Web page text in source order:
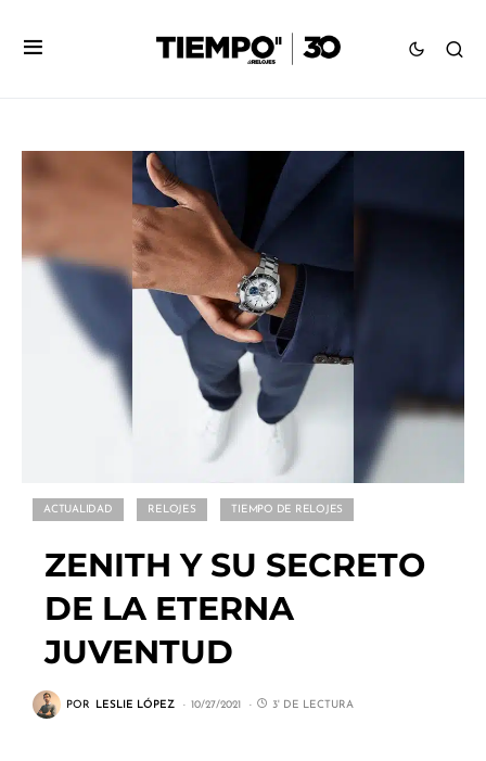
ACTUALIDAD RELOJES TIEMPO DE RELOJES
ZENITH Y SU SECRETO
DE LA ETERNA
JUVENTUD
POR LESLIE LÓPEZ 10/27/2021 3' DE LECTURA